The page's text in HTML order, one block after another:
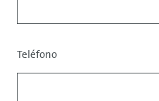
Teléfono